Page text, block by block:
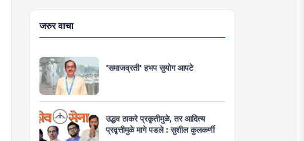
जरुर वाचा
'समाजव्रती' हभप सुयोग आपटे
उद्धव ठाकरे प्रकृतीमुळे, तर आदित्य
प्रवृत्तीमुळे मागे पडले : सुशील कुलकर्णी